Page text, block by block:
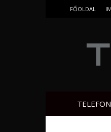
FŐOLDAL
TELEFON